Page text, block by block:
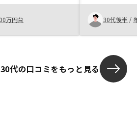
万円台
ローンの有無
を聞いた上で
くれました。
が助かりまし
30代後半 /
30代の口コミをもっと見る